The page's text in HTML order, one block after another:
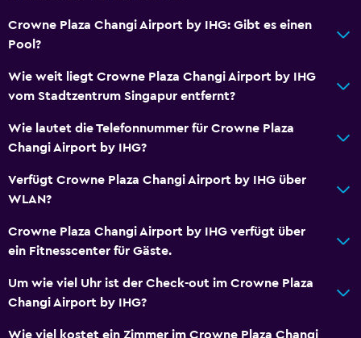
Haartrockner
Eigenes Badezimmer
Dusche
Crowne Plaza Changi Airport by IHG: Gibt es einen
Pool?
Wie weit liegt Crowne Plaza Changi Airport by IHG
vom Stadtzentrum Singapur entfernt?
Wie lautet die Telefonnummer für Crowne Plaza
Changi Airport by IHG?
Verfügt Crowne Plaza Changi Airport by IHG über
WLAN?
Crowne Plaza Changi Airport by IHG verfügt über
ein Fitnesscenter für Gäste.
Um wie viel Uhr ist der Check-out im Crowne Plaza
Changi Airport by IHG?
Wie viel kostet ein Zimmer im Crowne Plaza Changi